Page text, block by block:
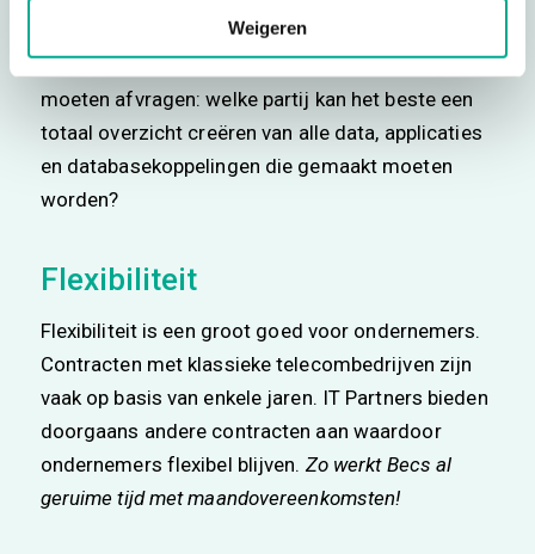
Weigeren
Met enige visie op de toekomst zou men zich
moeten afvragen: welke partij kan het beste een
totaal overzicht creëren van alle data, applicaties
en databasekoppelingen die gemaakt moeten
worden?
Flexibiliteit
Flexibiliteit is een groot goed voor ondernemers.
Contracten met klassieke telecombedrijven zijn
vaak op basis van enkele jaren. IT Partners bieden
doorgaans andere contracten aan waardoor
ondernemers flexibel blijven. Zo werkt Becs al
geruime tijd met maandovereenkomsten!